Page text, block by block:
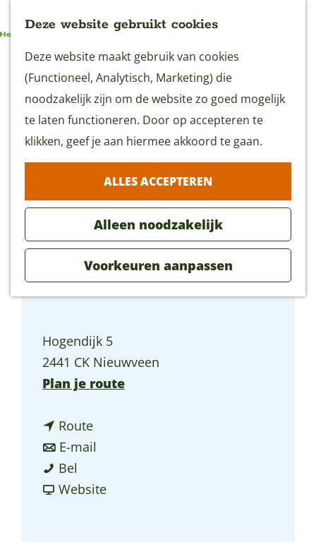
Deze website gebruikt cookies
Deze website maakt gebruik van cookies
(Functioneel, Analytisch, Marketing) die
noodzakelijk zijn om de website zo goed mogelijk
te laten functioneren. Door op accepteren te
klikken, geef je aan hiermee akkoord te gaan.
ALLES ACCEPTEREN
Alleen noodzakelijk
Voorkeuren aanpassen
High Tea De Sfeerstal
Hogendijk 5
2441 CK Nieuwveen
Plan je routen
Routen
a
r
E-mail
a
Bel
i
Websitev